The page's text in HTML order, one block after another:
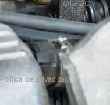
Toledo
Política de privacidad